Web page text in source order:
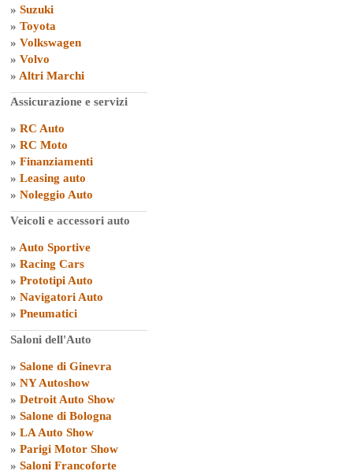
» Suzuki
» Toyota
» Volkswagen
» Volvo
» Altri Marchi
Assicurazione e servizi
» RC Auto
» RC Moto
» Finanziamenti
» Leasing auto
» Noleggio Auto
Veicoli e accessori auto
» Auto Sportive
» Racing Cars
» Prototipi Auto
» Navigatori Auto
» Pneumatici
Saloni dell'Auto
» Salone di Ginevra
» NY Autoshow
» Detroit Auto Show
» Salone di Bologna
» LA Auto Show
» Parigi Motor Show
» Saloni Francoforte